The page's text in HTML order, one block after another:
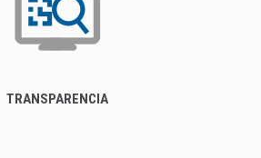
TRANSPARENCIA